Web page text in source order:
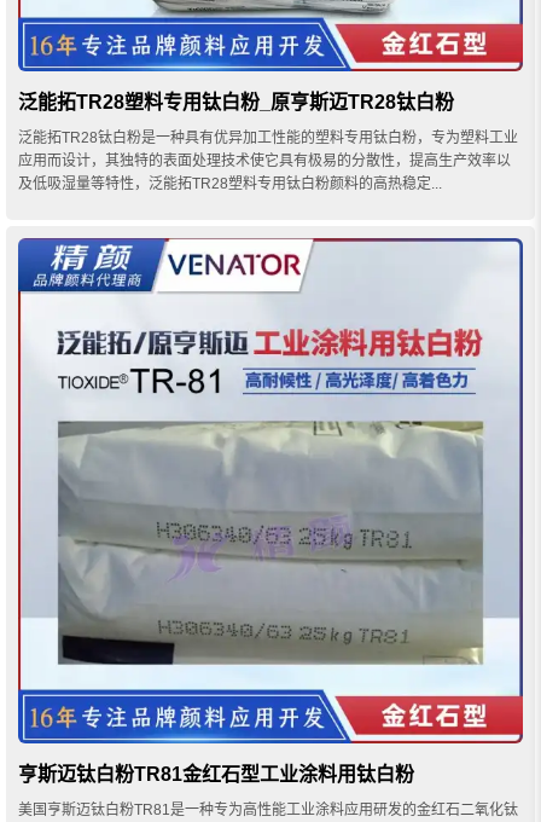
泛能拓TR28塑料专用钛白粉_原亨斯迈TR28钛白粉
泛能拓TR28钛白粉是一种具有优异加工性能的塑料专用钛白粉，专为塑料工业
应用而设计，其独特的表面处理技术使它具有极易的分散性，提高生产效率以
及低吸湿量等特性，泛能拓TR28塑料专用钛白粉颜料的高热稳定...
亨斯迈钛白粉TR81金红石型工业涂料用钛白粉
美国亨斯迈钛白粉TR81是一种专为高性能工业涂料应用研发的金红石二氧化钛